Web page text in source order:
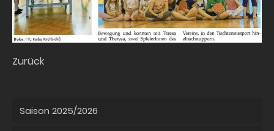
Zurück
Saison 2025/2026